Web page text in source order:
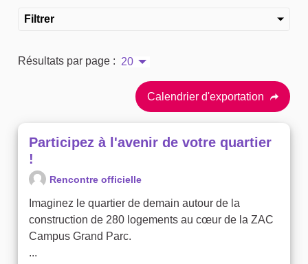
Filtrer
Résultats par page : 20
Calendrier d'exportation
Participez à l'avenir de votre quartier
!
Rencontre officielle
Imaginez le quartier de demain autour de la
construction de 280 logements au cœur de la ZAC
Campus Grand Parc.
...